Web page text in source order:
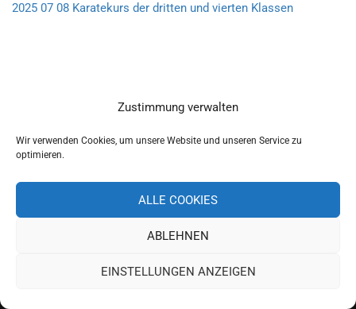
Zustimmung verwalten
Wir verwenden Cookies, um unsere Website und unseren Service zu
optimieren.
ALLE COOKIES
ABLEHNEN
EINSTELLUNGEN ANZEIGEN
2025 07 08 Karatekurs der dritten und vierten Klassen
Datenschutz